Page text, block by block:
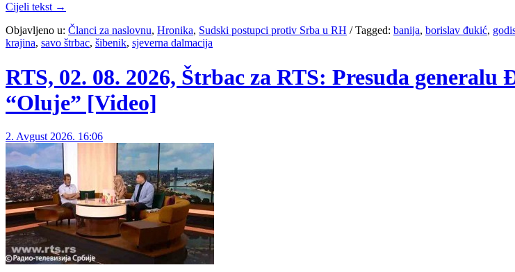
Cijeli tekst →
Objavljeno u: Članci za naslovnu, Hronika, Sudski postupci protiv Srba u RH /Tagged: banija, borislav đukić,
krajina, savo štrbac, šibenik, sjeverna dalmacija
RTS, 02. 08. 2026, Štrbac za RTS: Presuda
“Oluje” [Video]
2. Avgust 2026. 16:06